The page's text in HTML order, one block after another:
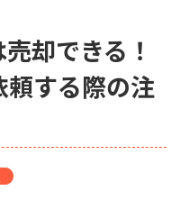
却できる！
する際の注